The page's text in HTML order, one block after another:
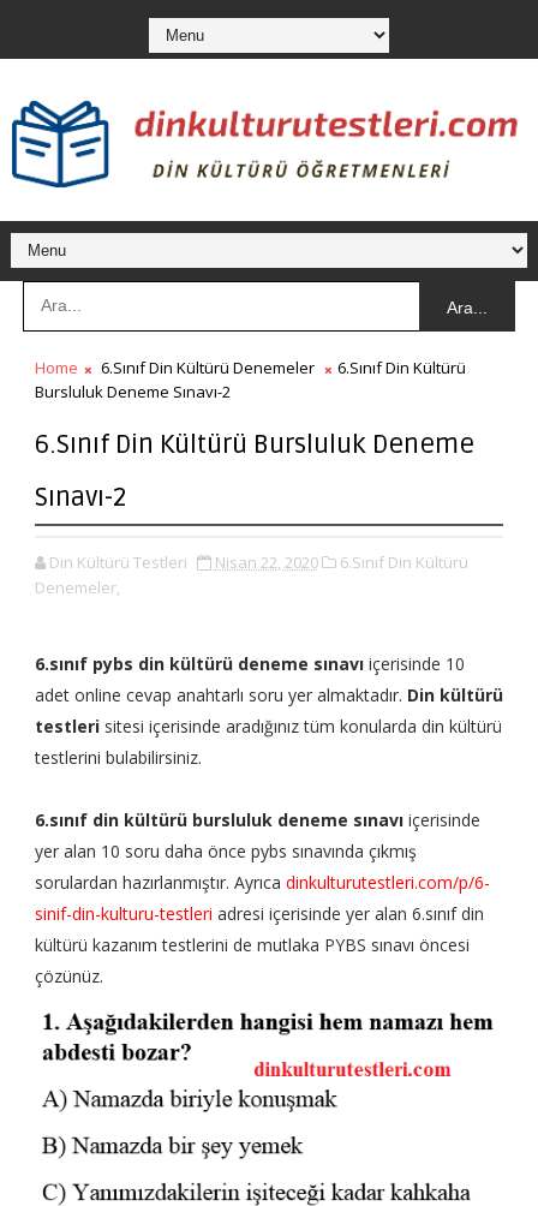
Ara...
Home 6.Sınıf Din Kültürü Denemeler
6.Sınıf Din Kültürü
Bursluluk Deneme Sınavı-2
6.Sınıf Din Kültürü Bursluluk Deneme
Sınavı-2
Din Kültürü Testleri Nisan 22, 2020
6.Sınıf Din Kültürü
Denemeler,
6.sınıf pybs din kültürü deneme sınavıiçerisinde 10
adet online cevap anahtarlı soru yer almaktadır. Din kültürü
testlerisitesi içerisinde aradığınız tüm konularda din kültürü
testlerini bulabilirsiniz.
6.sınıf din kültürü bursluluk deneme sınavı içerisinde
yer alan 10 soru daha önce pybs sınavında çıkmış
sorulardan hazırlanmıştır. Ayrıca dinkulturutestleri.com/p/6-
sinif-din-kulturu-testleri adresi içerisinde yer alan 6.sınıf din
kültürü kazanım testlerini de mutlaka PYBS sınavı öncesi
çözünüz.